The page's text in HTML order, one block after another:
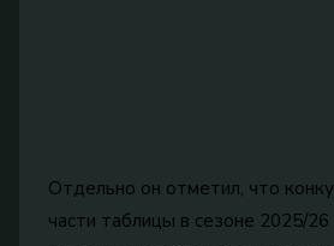
Отдельно он отметил, что
части таблицы в сезоне 2025/